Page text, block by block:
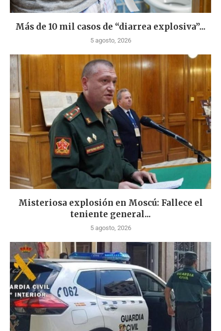
Más de 10 mil casos de “diarrea explosiva”...
5 agosto, 2026
Misteriosa explosión en Moscú: Fallece el
teniente general...
5 agosto, 2026